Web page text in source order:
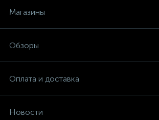
Магазины
Обзоры
Оплата и доставка
Новости